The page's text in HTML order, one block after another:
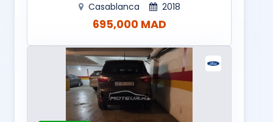
Casablanca 2018
695,000 MAD